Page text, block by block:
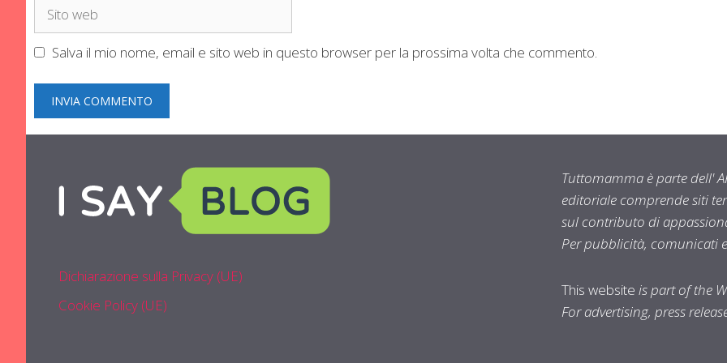
Sito
Salva il mio nome, email e sito web in questo browser per la prossima volta che commento.
Dichiarazione sulla Privacy (UE)
Cookie Policy (UE)
Tuttomamma è parte dell'
editoriale comprende siti
sul contributo di
Per pubblicità, comunicati
This website is part of the
For advertising, press